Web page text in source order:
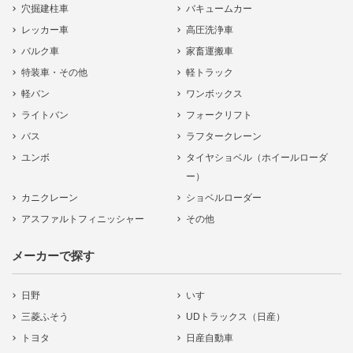
穴掘建柱車
バキュームカー
レッカー車
高圧洗浄車
バルク車
家畜運搬車
特装車・その他
軽トラック
軽バン
ワンボックス
ライトバン
フォークリフト
バス
ラフタークレーン
ユンボ
タイヤショベル（ホイールローダ
ー）
カニクレーン
ショベルローダー
アスファルトフィニッシャー
その他
メーカーで探す
日野
いすゞ
三菱ふそう
UDトラックス（日産）
トヨタ
日産自動車